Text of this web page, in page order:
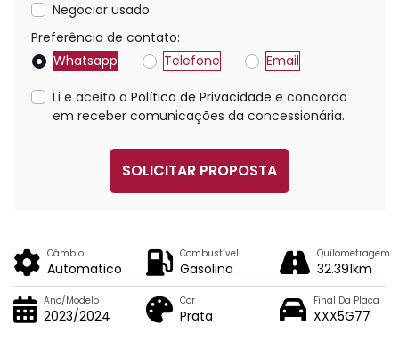
Negociar usado
Preferência de contato:
Whatsapp
Telefone Email
Li e aceito a Política de Privacidade e concordo
em receber comunicações da concessionária.
SOLICITAR PROPOSTA
Câmbio
Automatico
Combustível
Gasolina
Quilometragem
32.391km
Ano/Modelo
2023/2024
Cor
Prata
Final Da Placa
XXX5G77